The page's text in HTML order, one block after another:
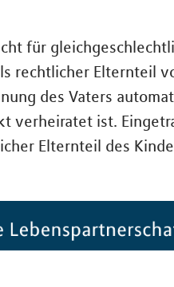
für
rechtlicher Elternteil
des Vaters
verheiratet ist.
Elternteil des